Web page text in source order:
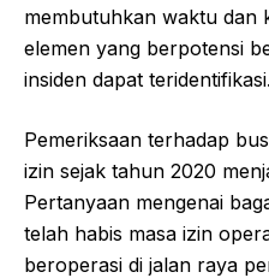
membutuhkan waktu dan
elemen yang berpotensi
insiden dapat teridentifikasi.
Pemeriksaan terhadap
izin sejak tahun 2020
Pertanyaan mengenai
telah habis masa izin
beroperasi di jalan raya